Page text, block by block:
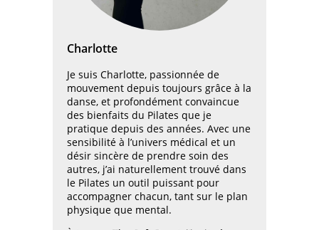
Charlotte
Je suis Charlotte, passionnée de
mouvement depuis toujours grâce à la
danse, et profondément convaincue
des bienfaits du Pilates que je
pratique depuis des années. Avec une
sensibilité à l’univers médical et un
désir sincère de prendre soin des
autres, j’ai naturellement trouvé dans
le Pilates un outil puissant pour
accompagner chacun, tant sur le plan
physique que mental.